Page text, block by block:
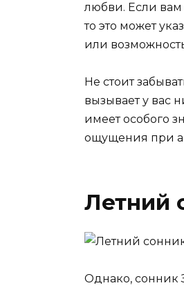
любви. Если вам
то это может
или
Не стоит
вызывает у вас
имеет особого
ощущения при
Летний
Однако, сонник